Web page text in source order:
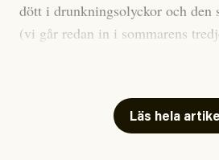
dött i drunkningsolyckor och den
(vi går redan in i sommarens
Har du också panik i hettan?
mardröm? Bra, allt annat vore
Läs hela